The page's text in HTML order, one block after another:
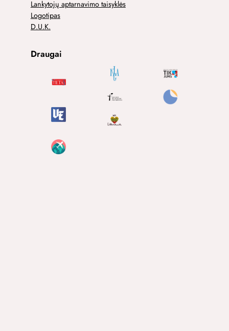
Lankytojų aptarnavimo taisyklės
Logotipas
D.U.K.
Draugai